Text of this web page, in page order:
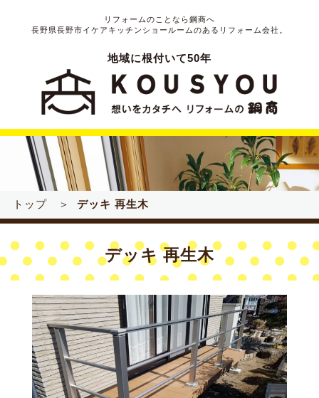
リフォームのことなら鋼商へ
長野県長野市イケアキッチンショールームのあるリフォーム会社。
地域に根付いて50年
トップ ＞ デッキ 再生木
デッキ 再生木